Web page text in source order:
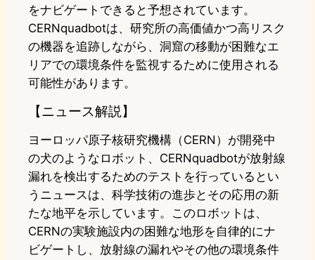
をナビゲートできると予想されています。
CERNquadbotは、研究所の高価値かつ高リスク
の機器を追跡しながら、洞窟の移動が困難なエ
リアでの環境条件を監視するために使用される
可能性があります。
【ニュース解説】
ヨーロッパ原子核研究機構（CERN）が開発中
の犬のようなロボット、CERNquadbotが放射線
漏れを検出するためのテストを行っているとい
うニュースは、科学技術の進歩とその応用の新
たな地平を示しています。このロボットは、
CERNの実験施設内の困難な地形を自律的にナ
ビゲートし、放射線の漏れやその他の環境条件